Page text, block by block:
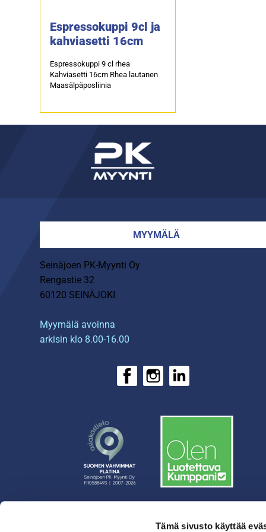
Tämä sivusto käyttää
Espressokuppi 9cl ja
kahviasetti 16cm
Espressokuppi 9 cl rhea
Kahviasetti 16cm Rhea lautanen
Maasälpäposliinia
MYYMÄLÄ
Seinäjoen PK-Myynti Oy
Rengastie 32
60120 SEINÄJOKI
Myymälä avoinna
arkisin klo 8.00-16.00